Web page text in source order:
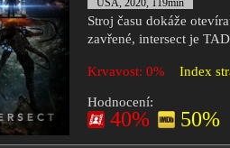
USA, 2020, 119min
Stroj času dokáže
zavřené, intersect je
Krvavost: 0% Index
Hodnocení:
40% 50%